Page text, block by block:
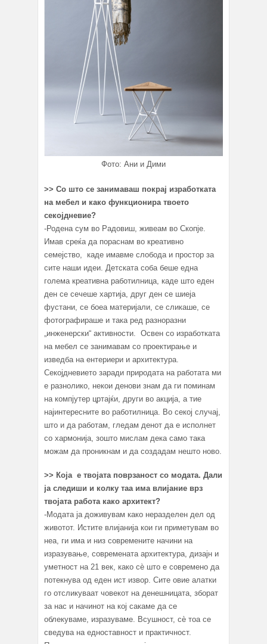
Фото: Ани и Дими
>> Со што се занимаваш покрај изработката
на мебел и како функционира твоето
секојдневие?
-Родена сум во Радовиш, живеам во Скопје.
Имав среќа да пораснам во креативно
семејство, каде имавме слобода и простор за
сите наши идеи. Детската соба беше една
голема креативна работилница, каде што еден
ден се сечеше хартија, друг ден се шиеја
фустани, се боеа материјали, се сликаше, се
фотографираше и така ред разноразни
„инженерски“ активности. Освен со изработката
на мебел се занимавам со проектирање и
изведба на ентериери и архитектура.
Секојдневието заради природата на работата ми
е разнолико, некои денови знам да ги поминам
на компјутер цртајќи, други во акција, а тие
најинтересните во работилница. Во секој случај,
што и да работам, гледам денот да е исполнет
со хармонија, зошто мислам дека само така
можам да проникнам и да создадам нешто ново.
>> Која е твојата поврзаност со модата. Дали
ја следиши и колку таа има влијание врз
твојата работа како архитект?
-Модата ја доживувам како неразделен дел од
животот. Истите влијанија кои ги приметувам во
неа, ги има и низ современите начини на
изразување, современата архитектура, дизајн и
уметност на 21 век, како сѐ што е современо да
потекнува од еден ист извор. Сите овие алатки
го отсликуваат човекот на денешницата, зборат
за нас и начинот на кој сакаме да се
облекуваме, изразуваме. Всушност, сѐ тоа се
сведува на едноставност и практичност.